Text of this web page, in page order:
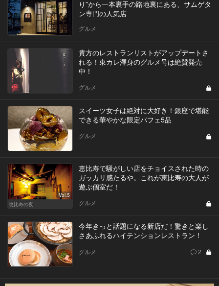
り”から一本裏手の路地裏にある、サムゲタ
ン専門の人気店
グルメ
貴方のレストランリストがアップデートさ
れる！東カレ渾身のグルメ号は絶賛発売
中！
グルメ
スイーツ女子は絶対に大好き！銀座で堪能
できる華やかな限定パフェ5品
グルメ
Vol.5
恵比寿の夜
恵比寿で騒がしい店をチョイスされた時の
ガッカリ感たるや。これが恵比寿の大人が
遊ぶ個室だ！
グルメ
今年きっと話題になる新店だ！驚きと楽し
さあふれるハイテンションレストラン！
グルメ 2